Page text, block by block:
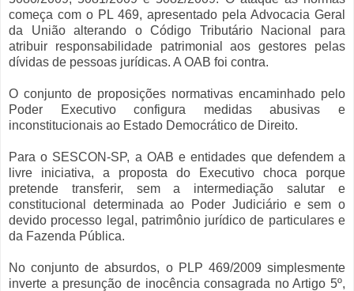
começa com o PL 469, apresentado pela Advocacia Geral
da União alterando o Código Tributário Nacional para
atribuir responsabilidade patrimonial aos gestores pelas
dívidas de pessoas jurídicas. A OAB foi contra.
O conjunto de proposições normativas encaminhado pelo
Poder Executivo configura medidas abusivas e
inconstitucionais ao Estado Democrático de Direito.
Para o SESCON-SP, a OAB e entidades que defendem a
livre iniciativa, a proposta do Executivo choca porque
pretende transferir, sem a intermediação salutar e
constitucional determinada ao Poder Judiciário e sem o
devido processo legal, patrimônio jurídico de particulares e
da Fazenda Pública.
No conjunto de absurdos, o PLP 469/2009 simplesmente
inverte a presunção de inocência consagrada no Artigo 5º,